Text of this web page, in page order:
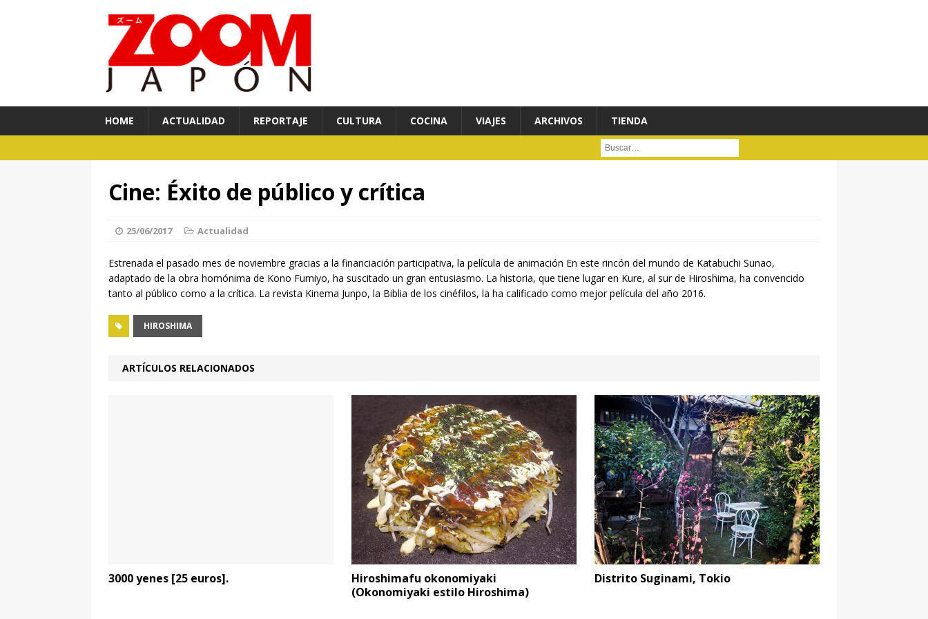
HOME ACTUALIDAD REPORTAJE CULTURA COCINA VIAJES ARCHIVOS
TIENDA
Buscar :
Cine: Éxito de público y crítica
25/06/2017 Actualidad
Estrenada el pasado mes de noviembre gracias a la financiación participativa, la película de animación En este rincón del mundo de Katabuchi Sunao,
adaptado de la obra homónima de Kono Fumiyo, ha suscitado un gran entusiasmo. La historia, que tiene lugar en Kure, al sur de Hiroshima, ha convencido
tanto al público como a la crítica. La revista Kinema Junpo, la Biblia de los cinéfilos, la ha calificado como mejor película del año 2016.
HIROSHIMA
ARTÍCULOS RELACIONADOS
3000 yenes [25 euros].
Hiroshimafu okonomiyaki
(Okonomiyaki estilo Hiroshima)
Distrito Suginami, Tokio